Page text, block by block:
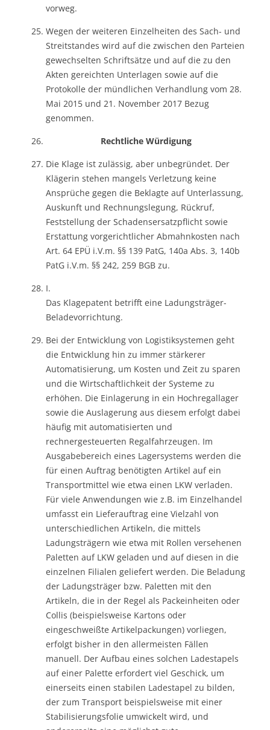
vorweg.
Wegen der weiteren Einzelheiten des Sach- und
Streitstandes wird auf die zwischen den Parteien
gewechselten Schriftsätze und auf die zu den
Akten gereichten Unterlagen sowie auf die
Protokolle der mündlichen Verhandlung vom 28.
Mai 2015 und 21. November 2017 Bezug
genommen.
Rechtliche Würdigung
Die Klage ist zulässig, aber unbegründet. Der
Klägerin stehen mangels Verletzung keine
Ansprüche gegen die Beklagte auf Unterlassung,
Auskunft und Rechnungslegung, Rückruf,
Feststellung der Schadensersatzpflicht sowie
Erstattung vorgerichtlicher Abmahnkosten nach
Art. 64 EPÜ i.V.m. §§ 139 PatG, 140a Abs. 3, 140b
PatG i.V.m. §§ 242, 259 BGB zu.
I.
Das Klagepatent betrifft eine Ladungsträger-
Beladevorrichtung.
Bei der Entwicklung von Logistiksystemen geht
die Entwicklung hin zu immer stärkerer
Automatisierung, um Kosten und Zeit zu sparen
und die Wirtschaftlichkeit der Systeme zu
erhöhen. Die Einlagerung in ein Hochregallager
sowie die Auslagerung aus diesem erfolgt dabei
häufig mit automatisierten und
rechnergesteuerten Regalfahrzeugen. Im
Ausgabebereich eines Lagersystems werden die
für einen Auftrag benötigten Artikel auf ein
Transportmittel wie etwa einen LKW verladen.
Für viele Anwendungen wie z.B. im Einzelhandel
umfasst ein Lieferauftrag eine Vielzahl von
unterschiedlichen Artikeln, die mittels
Ladungsträgern wie etwa mit Rollen versehenen
Paletten auf LKW geladen und auf diesen in die
einzelnen Filialen geliefert werden. Die Beladung
der Ladungsträger bzw. Paletten mit den
Artikeln, die in der Regel als Packeinheiten oder
Collis (beispielsweise Kartons oder
eingeschweißte Artikelpackungen) vorliegen,
erfolgt bisher in den allermeisten Fällen
manuell. Der Aufbau eines solchen Ladestapels
auf einer Palette erfordert viel Geschick, um
einerseits einen stabilen Ladestapel zu bilden,
der zum Transport beispielsweise mit einer
Stabilisierungsfolie umwickelt wird, und